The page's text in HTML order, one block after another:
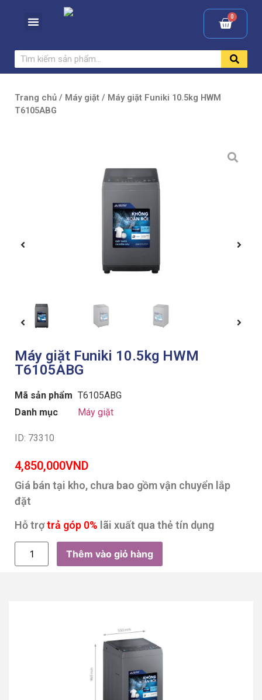
Trang chủ / Máy giặt / Máy giặt Funiki 10.5kg HWM
T6105ABG
Máy giặt Funiki 10.5kg HWM
T6105ABG
Mã sản phẩm T6105ABG
Danh mục
Máy giặt
ID: 73310
4,850,000VND
Giá bán tại kho, chưa bao gồm vận chuyển lắp
đặt
Hỗ trợtrả góp 0% lãi xuất qua thẻ tín dụng
Thêm vào giỏ hàng